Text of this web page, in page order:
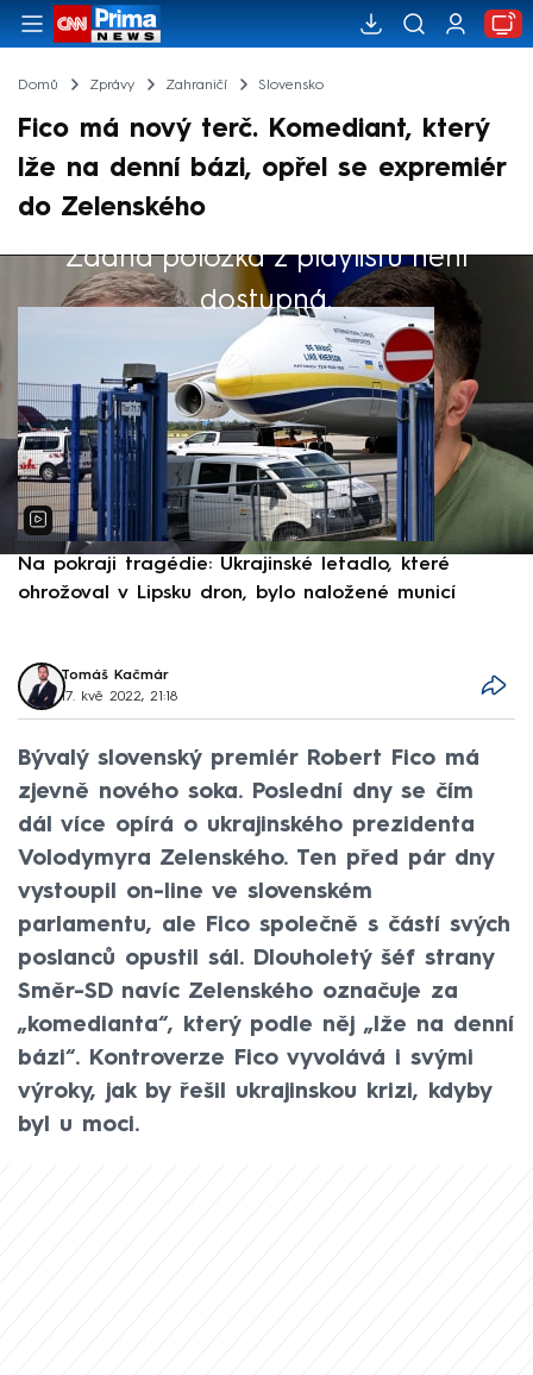
Domů Zprávy Zahraničí Slovensko
Fico má nový terč. Komediant, který
lže na denní bázi, opřel se expremiér
do Zelenského
Žádná položka z playlistu není
dostupná.
Výběr redakce
Na pokraji tragédie: Ukrajinské letadlo, které
ohrožoval v Lipsku dron, bylo naložené municí
Tomáš Kačmár
17. kvě 2022, 21:18
Bývalý slovenský premiér Robert Fico má
zjevně nového soka. Poslední dny se čím
dál více opírá o ukrajinského prezidenta
Volodymyra Zelenského. Ten před pár dny
vystoupil on-line ve slovenském
parlamentu, ale Fico společně s částí svých
poslanců opustil sál. Dlouholetý šéf strany
Směr-SD navíc Zelenského označuje za
„komedianta“, který podle něj „lže na denní
bázi“. Kontroverze Fico vyvolává i svými
výroky, jak by řešil ukrajinskou krizi, kdyby
byl u moci.